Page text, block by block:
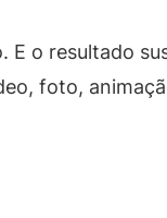
E o resultado
foto,